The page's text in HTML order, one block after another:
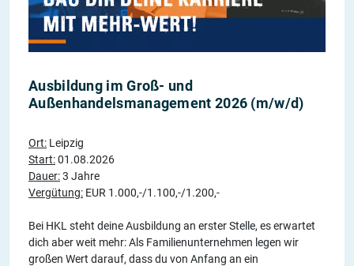
Ausbildung im Groß- und
Außenhandelsmanagement 2026 (m/w/d)
Ort: Leipzig
Start:01.08.2026
Dauer:3 Jahre
Vergütung: EUR 1.000,-/1.100,-/1.200,-
Bei HKL steht deine Ausbildung an erster Stelle, es erwartet
dich aber weit mehr: Als Familienunternehmen legen wir
großen Wert darauf, dass du von Anfang an ein